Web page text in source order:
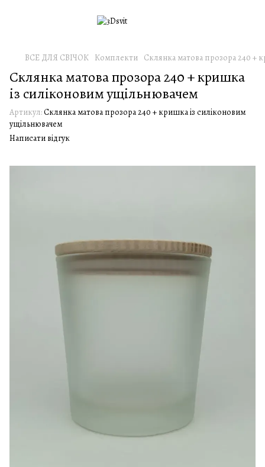
ВСЕ ДЛЯ СВІЧОК Комплекти Склянка матова прозора 240 +
Склянка матова прозора 240 + кришка
із силіконовим ущільнювачем
Артикул:Склянка матова прозора 240 + кришка із силіконовим
ущільнювачем
Написати відгук